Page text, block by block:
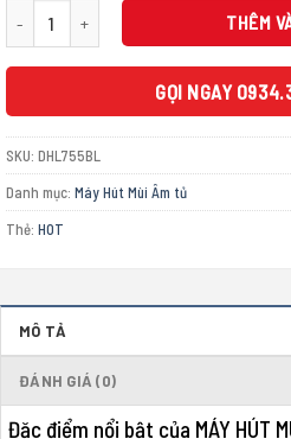
MÁY HÚT MÙI ÂM TỦ BOSCH DHL755BL
THÊM
GỌI NGAY
SKU: DHL755BL
Danh mục: Máy Hút Mùi Âm tủ
Thẻ: HOT
MÔ TẢ
ĐÁNH GIÁ (0)
Đặc điểm nổi bật của MÁY HÚT